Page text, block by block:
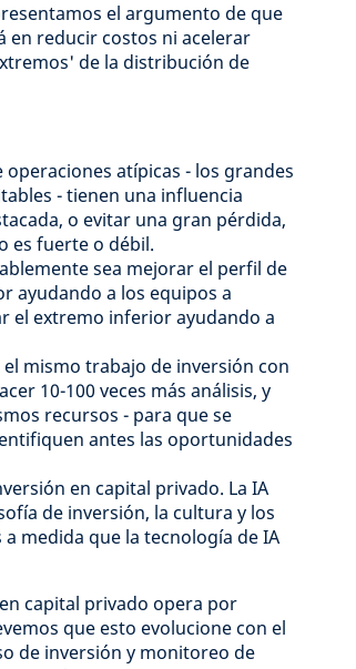
el argumento de que
en reducir costos ni acelerar
de la distribución de
atípicas - los grandes
- tienen una influencia
o evitar una gran pérdida,
es fuerte o débil.
sea mejorar el perfil de
ayudando a los equipos a
el extremo inferior ayudando a
mismo trabajo de inversión con
10-100 veces más análisis, y
recursos - para que se
antes las oportunidades
en capital privado. La IA
de inversión, la cultura y los
medida que la tecnología de IA
capital privado opera por
que esto evolucione con el
de inversión y monitoreo de